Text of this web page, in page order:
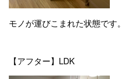
モノが運びこまれた状態です。
【アフター】LDK